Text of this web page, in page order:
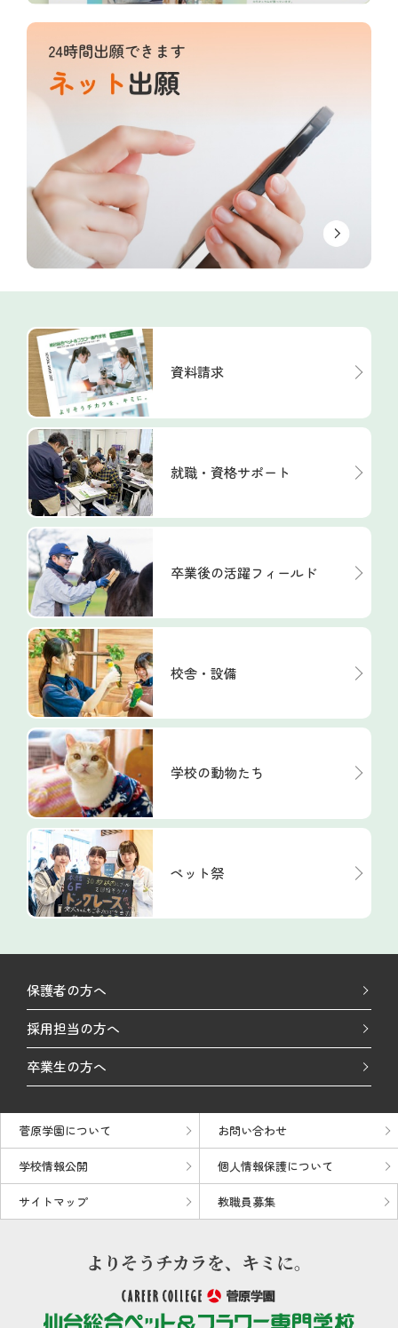
資料請求
就職・資格サポート
卒業後の活躍フィールド
校舎・設備
学校の動物たち
ペット祭
保護者の方へ
採用担当の方へ
卒業生の方へ
菅原学園について お問い合わせ
学校情報公開 個人情報保護について
サイトマップ 教職員募集